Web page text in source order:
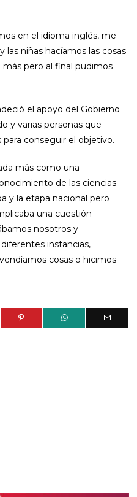
en el idioma inglés, me
las niñas hacíamos las cosas
pero al final pudimos
el apoyo del Gobierno
y varias personas que
para conseguir el objetivo.
más como una
de las ciencias
y la etapa nacional pero
una cuestión
nosotros y
instancias,
cosas o hicimos